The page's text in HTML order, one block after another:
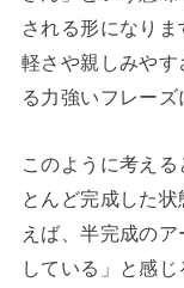
される形になりま
軽さや親しみやす
る力強いフレーズ
このように考え
とんど完成した
えば、半完成の
している」と感